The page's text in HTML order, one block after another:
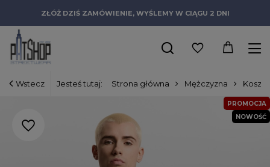
ZŁÓŻ DZIŚ ZAMÓWIENIE, WYŚLEMY W CIĄGU 2 DNI
Wstecz Jesteś tutaj: Strona główna Mężczyzna
PROMOCJA
NOWOŚĆ